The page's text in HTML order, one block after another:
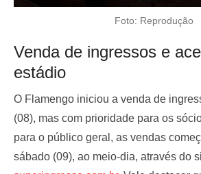
Foto: Reprodução
Venda de ingressos e
estádio
O Flamengo iniciou a venda de
(08), mas com prioridade para os
para o público geral, as vendas
sábado (09), ao meio-dia, através do